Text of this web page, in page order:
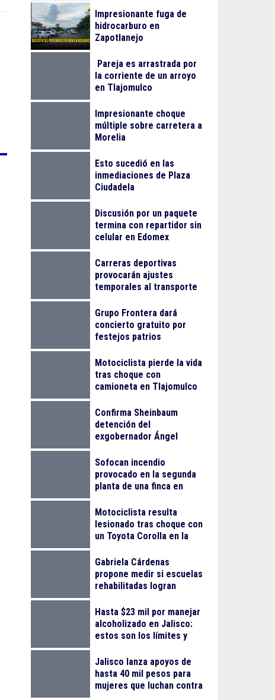
Impresionante fuga de
hidrocarburo en
Zapotlanejo
Pareja es arrastrada por
la corriente de un arroyo
en Tlajomulco
Impresionante choque
múltiple sobre carretera a
Morelia
Esto sucedió en las
inmediaciones de Plaza
Ciudadela
Discusión por un paquete
termina con repartidor sin
celular en Edomex
Carreras deportivas
provocarán ajustes
temporales al transporte
Grupo Frontera dará
concierto gratuito por
festejos patrios
Motociclista pierde la vida
tras choque con
camioneta en Tlajomulco
Confirma Sheinbaum
detención del
exgobernador Ángel
Ayotzinapa
Sofocan incendio
provocado en la segunda
planta de una finca en
Motociclista resulta
lesionado tras choque con
un Toyota Corolla en la
Gabriela Cárdenas
propone medir si escuelas
rehabilitadas logran
escolar
Hasta $23 mil por manejar
alcoholizado en Jalisco:
estos son los límites y
Jalisco lanza apoyos de
hasta 40 mil pesos para
mujeres que luchan contra